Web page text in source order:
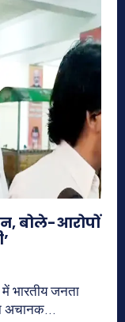
बोले-आरोपों
भारतीय जनता
अचानक...